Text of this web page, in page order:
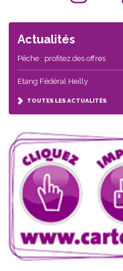
Actualités
Pêche : profitez des offres
Etang Fédéral Heilly
TOUTES LES ACTUALITÉS